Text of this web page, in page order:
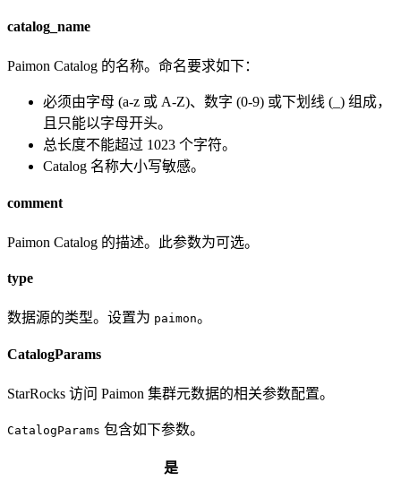
catalog_name
Paimon Catalog 的名称。命名要求如下：
必须由字母 (a-z 或 A-Z)、数字 (0-9) 或下划线 (_) 组成，
且只能以字母开头。
总长度不能超过 1023 个字符。
Catalog 名称大小写敏感。
comment
Paimon Catalog 的描述。此参数为可选。
type
数据源的类型。设置为 paimon。
CatalogParams
StarRocks 访问 Paimon 集群元数据的相关参数配置。
CatalogParams 包含如下参数。
是